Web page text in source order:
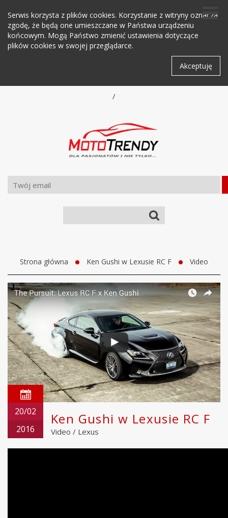
Serwis korzysta z plików cookies. Korzystanie z witryny oznacza
zgodę, że będą one umieszczane w Państwa urządzeniu
końcowym. Mogą Państwo zmienić ustawienia dotyczące
plików cookies w swojej przeglądarce.
Akceptuję
/
Strona główna Ken Gushi w Lexusie RC F Video
20/02
2016
Ken Gushi w Lexusie RC F
Video / Lexus